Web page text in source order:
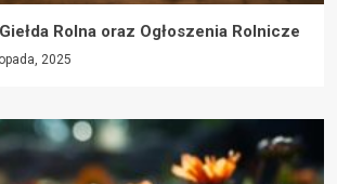
Rolna oraz Ogłoszenia Rolnicze
2025